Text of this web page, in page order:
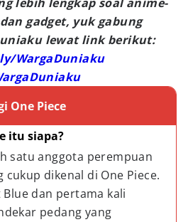
gadget, yuk gabung
lewat link berikut:
WargaDuniaku
One Piece
itu siapa?
satu anggota perempuan
cukup dikenal di One Piece.
dan pertama kali
pedang yang